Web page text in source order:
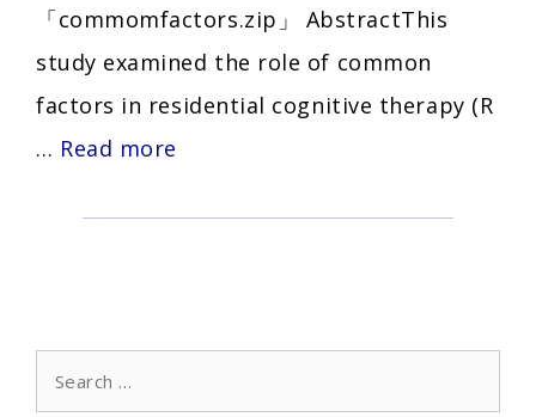
「commomfactors.zip」 AbstractThis
study examined the role of common
factors in residential cognitive therapy (R
… Read more
residential